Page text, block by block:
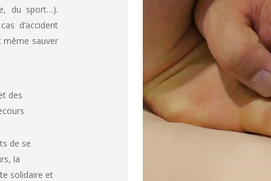
du sport…).
d’accident
même sauver
des
de se
la
solidaire et